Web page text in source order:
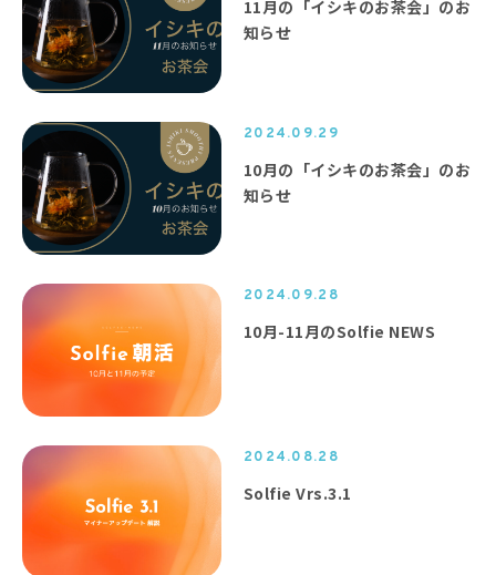
11月の「イシキのお茶会」のお
知らせ
2024.09.29
10月の「イシキのお茶会」のお
知らせ
2024.09.28
10月-11月のSolfie NEWS
2024.08.28
Solfie Vrs.3.1